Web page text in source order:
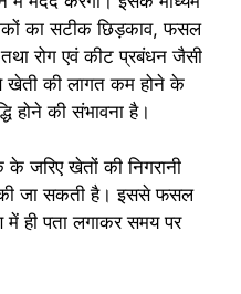
का सटीक छिड़काव, फसल
तथा रोग एवं कीट प्रबंधन जैसी
खेती की लागत कम होने के
होने की संभावना है।
जरिए खेतों की निगरानी
जा सकती है। इससे फसल
ही पता लगाकर समय पर